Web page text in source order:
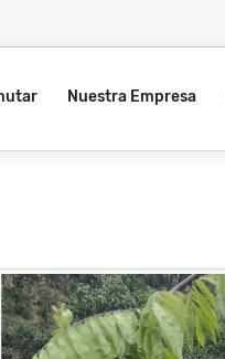
Nuestra Empresa